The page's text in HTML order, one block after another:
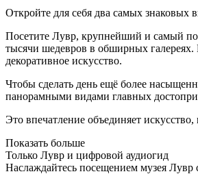
Откройте для себя два самых
Посетите Лувр, крупнейший и самый
тысячи шедевров в обширных
декоративное искусство.
Чтобы сделать день ещё более
панорамными видами главных
Это впечатление объединяет
Показать больше
Только Лувр и цифровой аудиогид
Наслаждайтесь посещением музея